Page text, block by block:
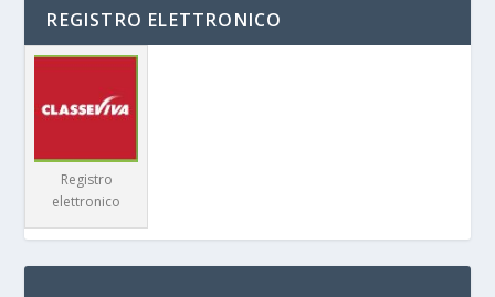
REGISTRO ELETTRONICO
Registro
elettronico